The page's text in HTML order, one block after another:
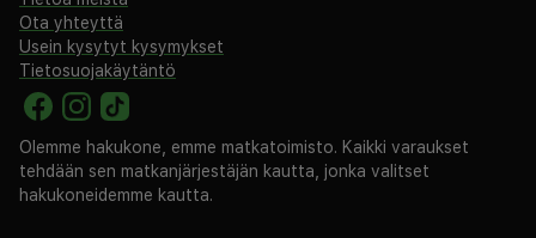
Ota yhteyttä
Usein kysytyt kysymykset
Tietosuojakäytäntö
Olemme hakukone, emme matkatoimisto. Kaikki varaukset
tehdään sen matkanjärjestäjän kautta, jonka valitset
hakukoneidemme kautta.